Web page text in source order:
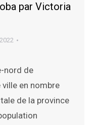
par Victoria
nord de
ville en nombre
de la province